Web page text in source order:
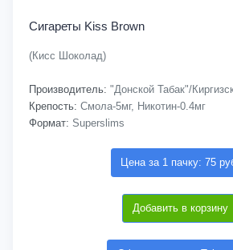
Сигареты Kiss Brown
(Кисс Шоколад)
Производитель: "Донской Табак"/
Крепость: Смола-5мг, Никотин-0.4мг
Формат: Superslims
Цена за 1 пачку: 75
Добавить в корзину